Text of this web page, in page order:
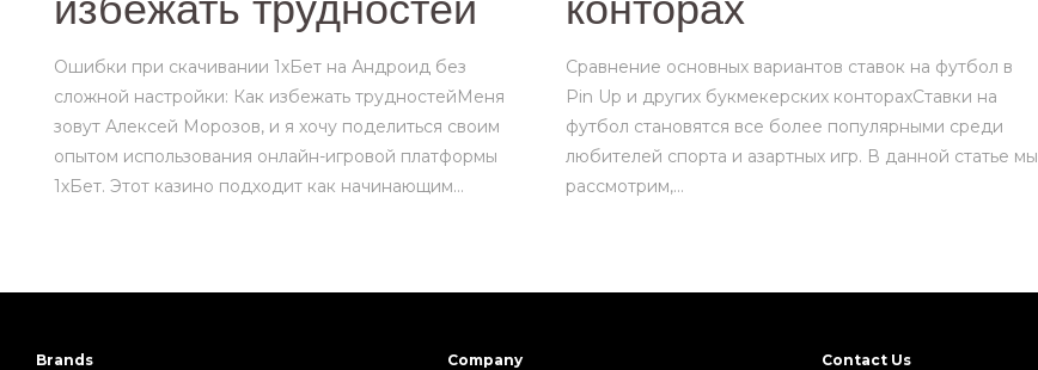
Ошибки при скачивании 1хБет на Андроид без
сложной настройки: Как избежать трудностейМеня
зовут Алексей Морозов, и я хочу поделиться своим
опытом использования онлайн-игровой платформы
1хБет. Этот казино подходит как начинающим…
Сравнение основных вариантов ставок на футбол в
Pin Up и других букмекерских конторахСтавки на
футбол становятся все более популярными среди
любителей спорта и азартных игр. В данной статье мы
рассмотрим,…
Brands Company Contact Us